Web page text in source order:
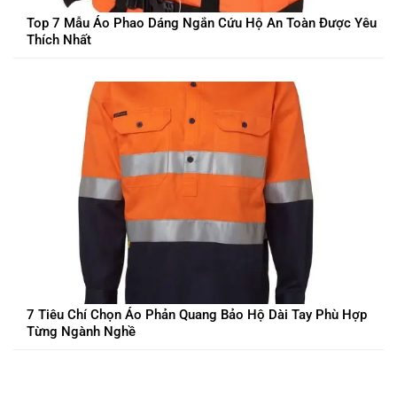
Top 7 Mẫu Áo Phao Dáng Ngắn Cứu Hộ An Toàn Được Yêu
Thích Nhất
7 Tiêu Chí Chọn Áo Phản Quang Bảo Hộ Dài Tay Phù Hợp
Từng Ngành Nghề